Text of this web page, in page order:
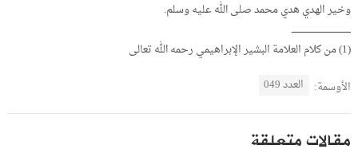
وخير الهدي هدي محمد صلى الله عليه وسلم.
ـــــــــــــــــــــــــــــــــــــ
(1) من كلام العلامة البشير الإبراهيمي رحمه الله تعالى
الأوسمة: العدد 049
مقالات متعلقة